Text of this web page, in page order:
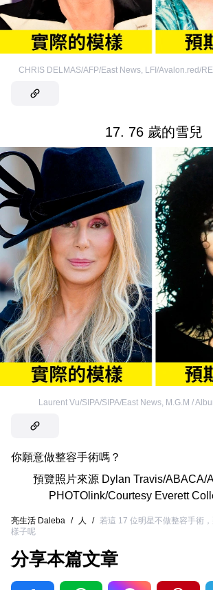
CHRIS DELMAS/AFP/East News, LFI/Avalon.red/
17. 76 歲的雪兒
Laurent Vu/SIPA/SIPA/East News M.G.M /
你願意做整容手術嗎？
預覽照片來源 Dylan Travis/ABACA/
PHOTOlink/Courtesy Everett
亮生活 Daleba / 人 /
若這 17 位明星不做整容手術
樣子呢
分享本篇文章